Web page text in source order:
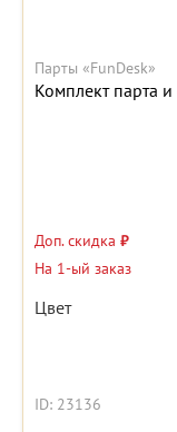
Парты «FunDesk»
Комплект парта
Доп. скидка ₽
На 1-ый заказ
Цвет
ID: 23136